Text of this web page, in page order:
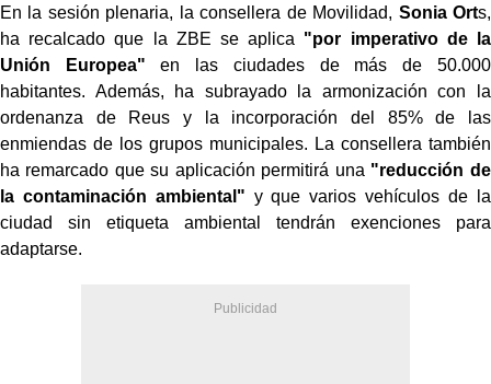
En la sesión plenaria, la consellera de Movilidad, Sonia Orts,
ha recalcado que la ZBE se aplica "por imperativo de la
Unión Europea" en las ciudades de más de 50.000
habitantes. Además, ha subrayado la armonización con la
ordenanza de Reus y la incorporación del 85% de las
enmiendas de los grupos municipales. La consellera también
ha remarcado que su aplicación permitirá una "reducción de
la contaminación ambiental" y que varios vehículos de la
ciudad sin etiqueta ambiental tendrán exenciones para
adaptarse.